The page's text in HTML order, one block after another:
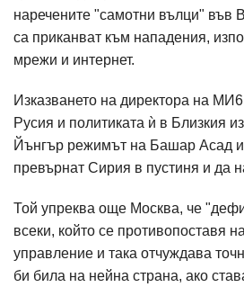
наречените "самотни вълци" във
са приканват към нападения,
мрежи и интернет.
Изказването на директора на
Русия и политиката ѝ в Близкия
Йънгър режимът на Башар Асад и
превърнат Сирия в пустиня и да
Той упреква още Москва, че
всеки, който се противопоставя
управление и така отчуждава
би била на нейна страна, ако